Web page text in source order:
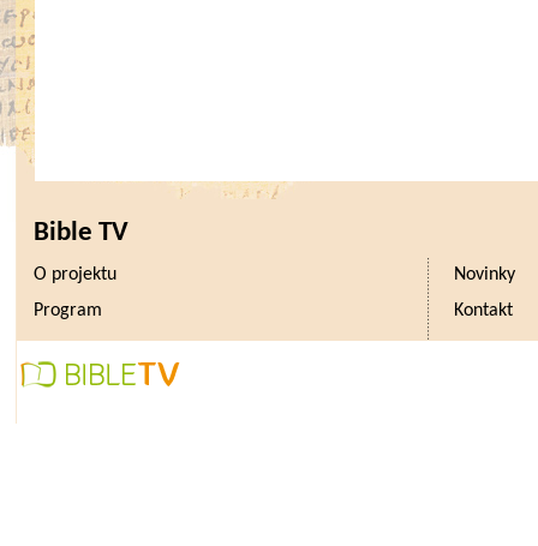
Bible TV
O projektu
Novinky
Program
Kontakt